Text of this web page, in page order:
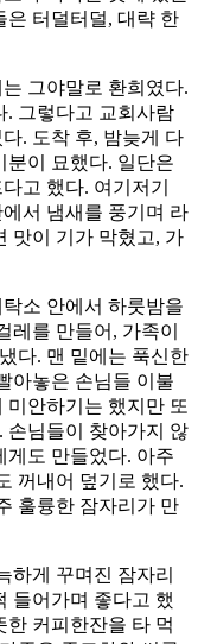
은 터덜터덜, 대략 한
그야말로 환희였다.
. 그렇다고 교회사람
. 도착 후, 밤늦게 다
분이 묘했다. 일단은
고 했다. 여기저기
서 냄새를 풍기며 라
맛이 기가 막혔고, 가
소 안에서 하룻밤을
레를 만들어, 가족이
다. 맨 밑에는 푹신한
아놓은 손님들 이불
미안하기는 했지만 또
손님들이 찾아가지 않
게도 만들었다. 아주
꺼내어 덮기로 했다.
훌륭한 잠자리가 만
하게 꾸며진 잠자리
들어가며 좋다고 했
한 커피한잔을 타 먹